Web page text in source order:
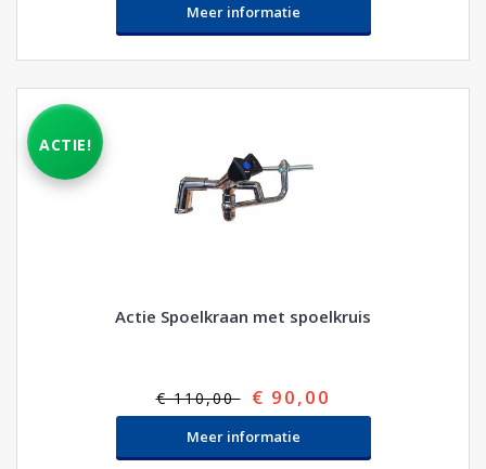
Meer informatie
ACTIE!
Actie Spoelkraan met spoelkruis
€ 110,00 € 90,00
Meer informatie